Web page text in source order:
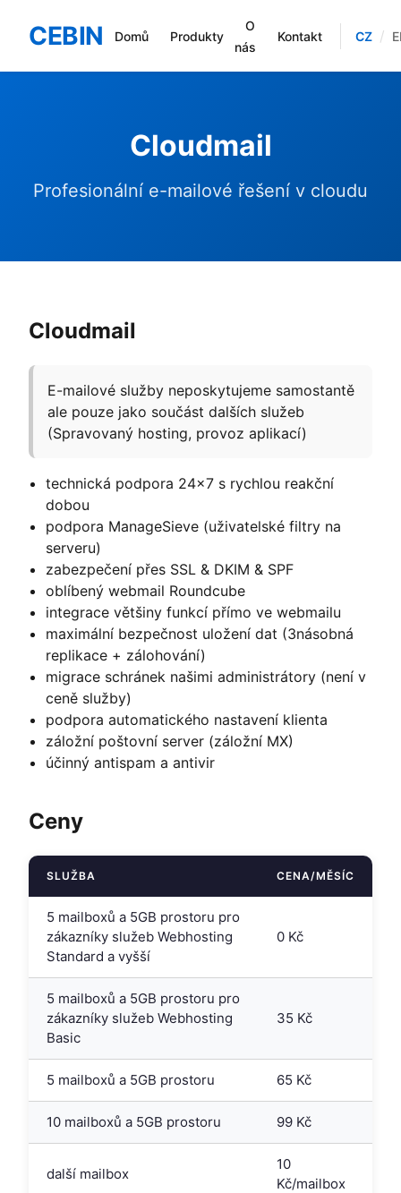
CEBIN Domů Produkty
O
nás
Kontakt CZ /
Cloudmail
Profesionální e-mailové řešení v cloudu
Cloudmail
E-mailové služby neposkytujeme samostantě
ale pouze jako součást dalších služeb
(Spravovaný hosting, provoz aplikací)
technická podpora 24x7 s rychlou reakční
dobou
podpora ManageSieve (uživatelské filtry na
serveru)
zabezpečení přes SSL & DKIM & SPF
oblíbený webmail Roundcube
integrace většiny funkcí přímo ve webmailu
maximální bezpečnost uložení dat (3násobná
replikace + zálohování)
migrace schránek našimi administrátory (není v
ceně služby)
podpora automatického nastavení klienta
záložní poštovní server (záložní MX)
účinný antispam a antivir
Ceny
SLUŽBA CENA/MĚSÍC
5 mailboxů a 5GB prostoru pro
zákazníky služeb Webhosting
Standard a vyšší
0 Kč
5 mailboxů a 5GB prostoru pro
zákazníky služeb Webhosting
Basic
35 Kč
5 mailboxů a 5GB prostoru 65 Kč
10 mailboxů a 5GB prostoru 99 Kč
další mailbox
10
Kč/mailbox